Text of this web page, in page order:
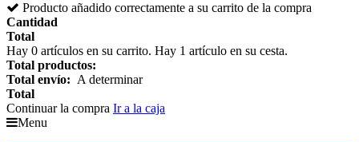
Producto añadido correctamente a su carrito de la compra
Cantidad
Total
Hay 0 artículos en su carrito. Hay 1 artículo en su cesta.
Total productos:
Total envío: A determinar
Total
Continuar la compra Ir a la caja
Menu